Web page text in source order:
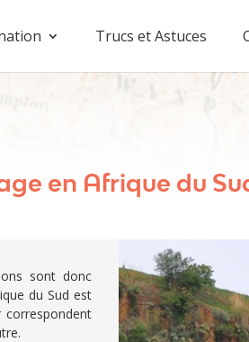
Trucs et Astuces
en Afrique du
sont donc
du Sud est